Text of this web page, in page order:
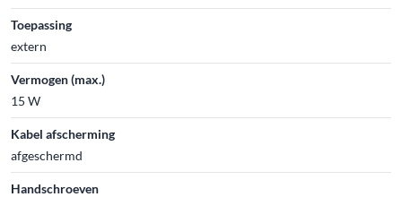
Toepassing
extern
Vermogen (max.)
15 W
Kabel afscherming
afgeschermd
Handschroeven